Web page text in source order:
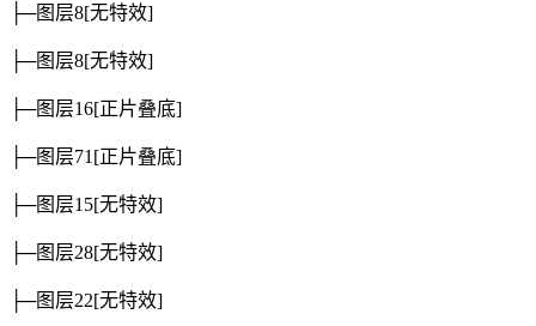
├─图层8[无特效]
├─图层8[无特效]
├─图层16[正片叠底]
├─图层71 [正片叠底]
├─图层15[无特效]
├─图层28[无特效]
├─图层22[无特效]